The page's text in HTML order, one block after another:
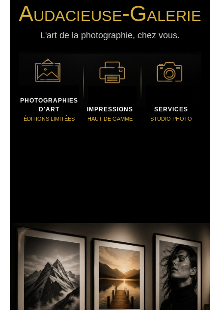
Audacieuse-Galerie
L'art de la photographie, chez vous.
PHOTOGRAPHIES
D'ART
ÉDITIONS LIMITÉES
IMPRESSIONS
HAUT DE GAMME
SERVICES
STUDIO PHOTO